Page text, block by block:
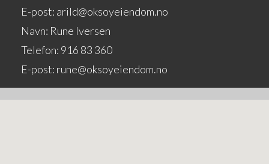
E-post: arild@oksoyeiendom.no
Navn: Rune Iversen
Telefon: 916 83 360
E-post: rune@oksoyeiendom.no